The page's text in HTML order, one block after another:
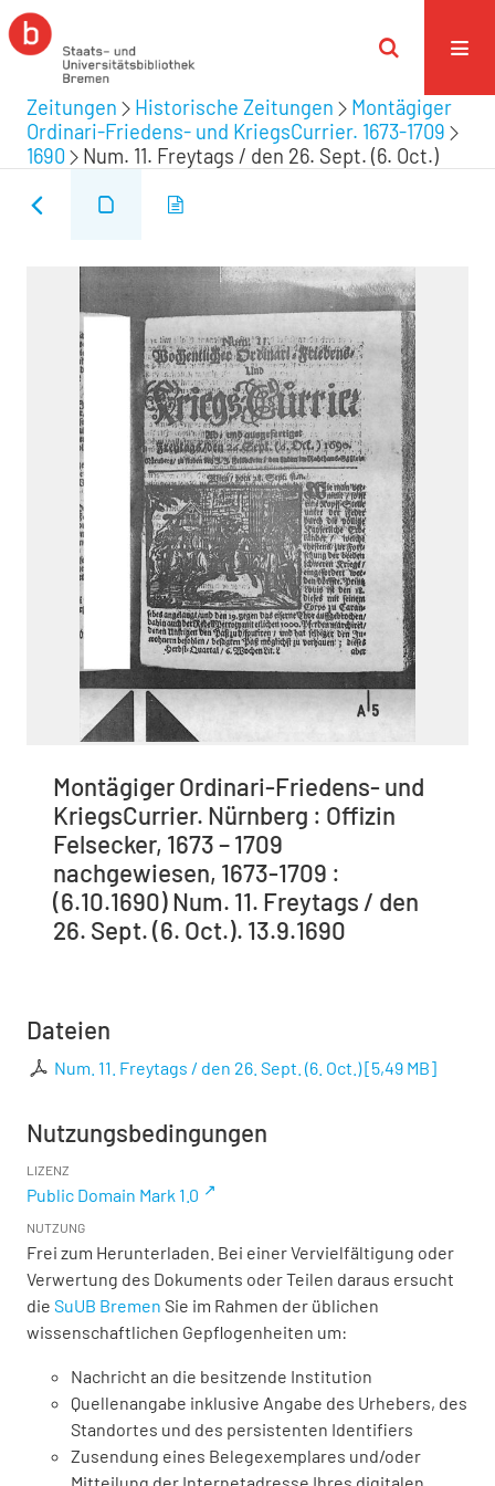
Zeitungen Historische Zeitungen
Montägiger
Ordinari-Friedens- und KriegsCurrier. 1673-1709
1690
Num. 11. Freytags / den 26. Sept. (6. Oct.)
Montägiger Ordinari-Friedens- und
KriegsCurrier. Nürnberg : Offizin
Felsecker, 1673 – 1709
nachgewiesen, 1673-1709 :
(6.10.1690) Num. 11. Freytags / den
26. Sept. (6. Oct.). 13.9.1690
Dateien
Num. 11. Freytags / den 26. Sept. (6. Oct.)[5,49 MB]
Nutzungsbedingungen
LIZENZ
Public Domain Mark 1.0
NUTZUNG
Frei zum Herunterladen. Bei einer Vervielfältigung oder
Verwertung des Dokuments oder Teilen daraus ersucht
die SuUB Bremen Sie im Rahmen der üblichen
wissenschaftlichen Gepflogenheiten um:
Nachricht an die besitzende Institution
Quellenangabe inklusive Angabe des Urhebers, des
Standortes und des persistenten Identifiers
Zusendung eines Belegexemplares und/oder